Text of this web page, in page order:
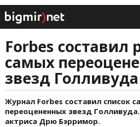
Forbes составил
самых
звезд Голливуда
Журнал Forbes составил список
переоцененных звезд
актриса Дрю Бэрримор.